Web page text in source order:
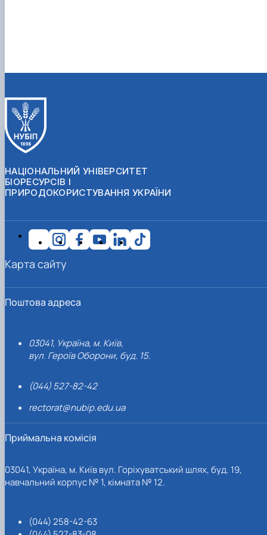
НАЦІОНАЛЬНИЙ УНІВЕРСИТЕТ
БІОРЕСУРСІВ І
ПРИРОДОКОРИСТУВАННЯ УКРАЇНИ
Поштова адреса
03041, Україна, м. Київ,
вул. Героїв Оборони, буд. 15.
(044) 527-82-42
rectorat@nubip.edu.ua
Приймальна комісія
03041, Україна, м. Київ вул. Горіхуватський шлях, буд. 19,
навчальний корпус № 1, кімната № 12.
(044) 258-42-63
Карта сайту